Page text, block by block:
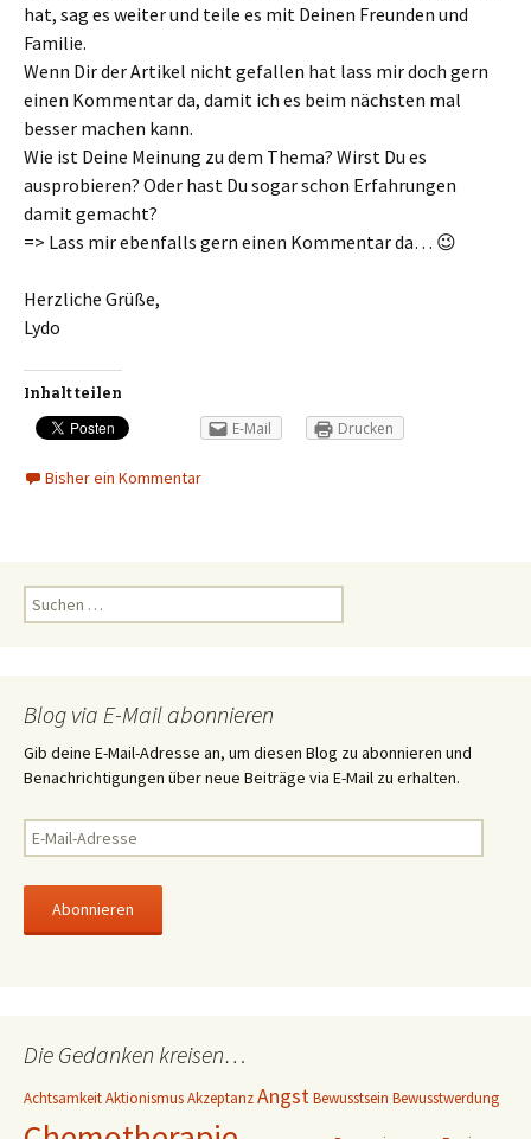
hat, sag es weiter und teile es mit Deinen Freunden und
Familie.
Wenn Dir der Artikel nicht gefallen hat lass mir doch gern
einen Kommentar da, damit ich es beim nächsten mal
besser machen kann.
Wie ist Deine Meinung zu dem Thema? Wirst Du es
ausprobieren? Oder hast Du sogar schon Erfahrungen
damit gemacht?
=> Lass mir ebenfalls gern einen Kommentar da… 😉
Herzliche Grüße,
Lydo
Inhalt teilen
E-Mail Drucken
Bisher ein Kommentar
u
n
n
a
h
Blog via E-Mail abonnieren
Gib deine E-Mail-Adresse an, um diesen Blog zu abonnieren und
Benachrichtigungen über neue Beiträge via E-Mail zu erhalten.
-
i
r
s
s
Die Gedanken kreisen…
AchtsamkeitAktionismusAkzeptanzAngst Bewusstsein Bewusstwerdung